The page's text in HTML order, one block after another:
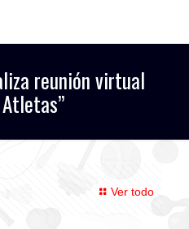
reunión virtual
Ver todo